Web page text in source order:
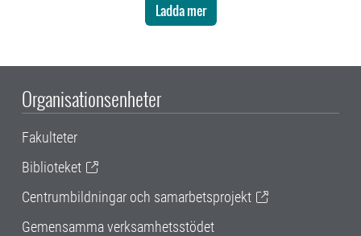
Ladda mer
Organisationsenheter
Fakulteter
Biblioteket
Centrumbildningar och samarbetsprojekt
Gemensamma verksamhetsstödet